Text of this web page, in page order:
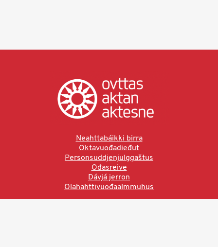
Neahttabáikki birra
Oktavuođadieđut
Personsuddjenjulggaštus
Ođasreive
Dávjá jerron
Olahahttivuođaalmmuhus